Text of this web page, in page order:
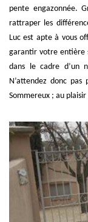
pente engazonnée.
rattraper les
Luc est apte à vous
garantir votre entière
dans le cadre d’un
N’attendez donc
Sommereux ; au